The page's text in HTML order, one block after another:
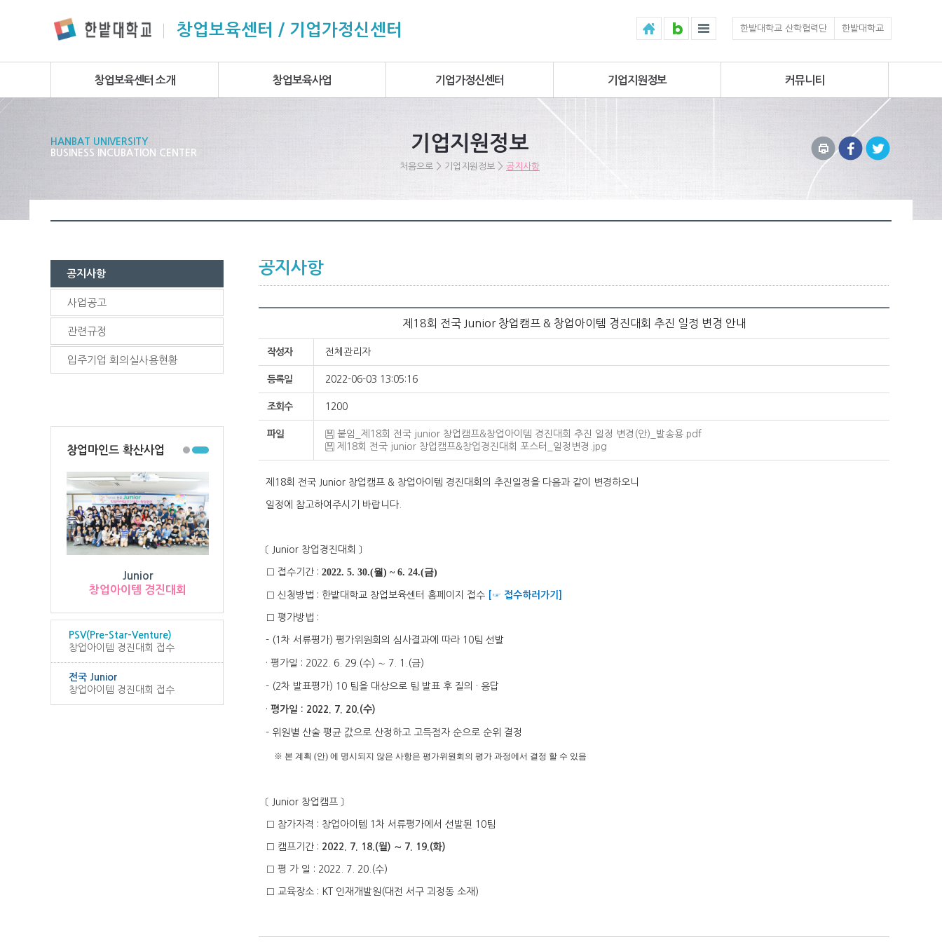
창업보육센터 / 기업가정신센터 한밭대학교 산학협력단 한밭대학교
창업보육센터 소개 창업보육사업 기업가정신센터 기업지원정보 커뮤니티
HANBAT UNIVERSITY
BUSINESS INCUBATION CENTER
기업지원정보
처음으로 > 기업지원정보 > 공지사항
공지사항
사업공고
관련규정
입주기업 회의실사용현황
창업마인드 확산사업
Junior
창업아이템 경진대회
PSV(Pre-Star-Venture)
창업아이템 경진대회 접수
전국 Junior
창업아이템 경진대회 접수
공지사항
제18회 전국 Junior 창업캠프 & 창업아이템 경진대회 추진 일정 변경 안내
작성자 전체관리자
등록일 2022-06-03 13:05:16
조회수 1200
파일
붙임_제18회 전국 junior 창업캠프&창업아이템 경진대회 추진 일정 변경(안)_발송용.pdf
제18회 전국 junior 창업캠프&창업경진대회 포스터_일정변경.jpg
제 18회 전국 Junior 창업캠프 & 창업아이템 경진대회의 추진일정을 다음과 같이 변경하오니
일정에 참고하여주시기 바랍니다.
〔 Junior 창업경진대회 〕
□ 접수기간 : 2022. 5. 30.(월) ~ 6. 24.(금)
□ 신청방법 : 한밭대학교 창업보육센터 홈페이지 접수 [☞ 접수하러가기]
□ 평가방법 :
- (1 차 서류평가) 평가위원회의 심사결과에 따라 10팀 선발
· 평가일 : 2022. 6. 29.(수) ∼ 7 . 1.(금)
- (2차 발표평가) 10 팀을 대상으로 팀 발표 후 질의 · 응답
· 평가일 : 2022. 7. 20.(수)
- 위원별 산술 평균 값으로 산정하고 고득점자 순으로 순위 결정
※ 본 계획 (안) 에 명시되지 않은 사항은 평가위원회의 평가 과정에서 결정 할 수 있음
〔 Junior 창업캠프 〕
□ 참가자격 : 창업아이템 1 차 서류평가에서 선발된 10팀
□ 캠프기간 : 2022. 7. 18.(월) ∼ 7 . 19.(화)
□ 평 가 일 : 2022. 7. 20.(수)
□ 교육장소 : KT 인재개발원 (대전 서구 괴정동 소재 )